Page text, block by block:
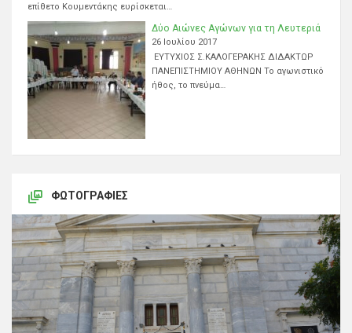
επίθετο Κουμεντάκης ευρίσκεται…
Δύο Αιώνες Αγώνων για τη Λευτεριά
26 Ιουλίου 2017
ΕΥΤΥΧΙΟΣ Σ.ΚΑΛΟΓΕΡΑΚΗΣ ΔΙΔΑΚΤΩΡ
ΠΑΝΕΠΙΣΤΗΜΙΟΥ ΑΘΗΝΩΝ Το αγωνιστικό
ήθος, το πνεύμα…
ΦΩΤΟΓΡΑΦΊΕΣ